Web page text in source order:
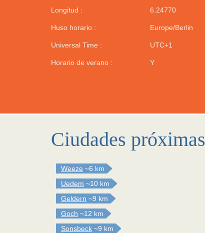
Longitud : 6.24770
Huso horario : Europe/Berlin
Universal Time : UTC+1
Horario de verano : Y
Ciudades próximas
Weeze ~6 km
Uedem ~10 km
Geldern ~9 km
Goch ~12 km
Sonsbeck ~9 km